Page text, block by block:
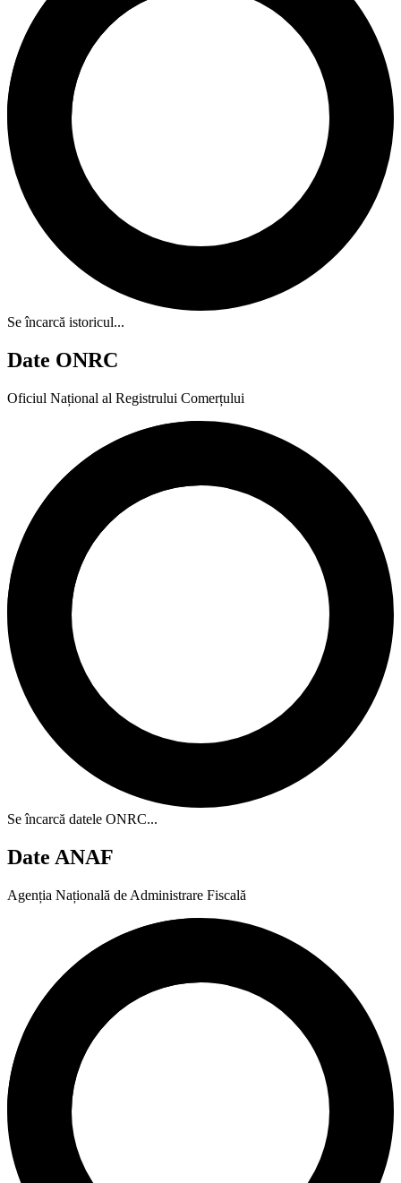
Se încarcă istoricul...
Date ONRC
Oficiul Național al Registrului Comerțului
Se încarcă datele ONRC...
Date ANAF
Agenția Națională de Administrare Fiscală